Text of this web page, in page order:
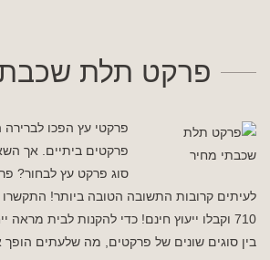
פרקט תלת
פרקטי עץ הפכו
פרקטים ביתיים. אך
סוג פרקט עץ לבחור?
710 וקבלו ייעוץ חינם! כדי להקנות לבית מראה
בין סוגים שונים של פרקטים, מה שלעתים